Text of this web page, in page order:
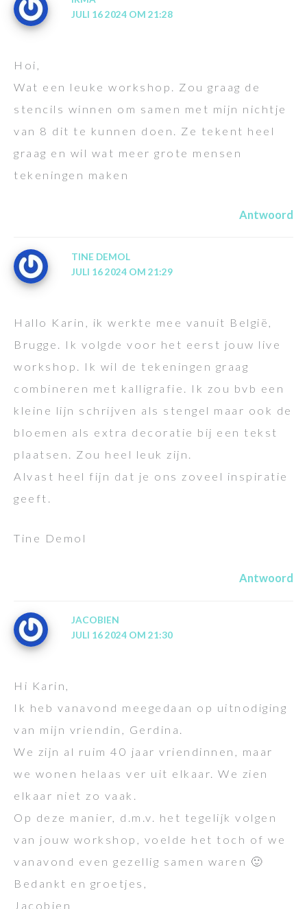
JULI 16 2024 OM 21:28
Hoi,
Wat een leuke workshop. Zou graag de
stencils winnen om samen met mijn nichtje
van 8 dit te kunnen doen. Ze tekent heel
graag en wil wat meer grote mensen
tekeningen maken
Antwoord
TINE DEMOL
JULI 16 2024 OM 21:29
Hallo Karin, ik werkte mee vanuit België,
Brugge. Ik volgde voor het eerst jouw live
workshop. Ik wil de tekeningen graag
combineren met kalligrafie. Ik zou bvb een
kleine lijn schrijven als stengel maar ook de
bloemen als extra decoratie bij een tekst
plaatsen. Zou heel leuk zijn.
Alvast heel fijn dat je ons zoveel inspiratie
geeft.
Tine Demol
Antwoord
JACOBIEN
JULI 16 2024 OM 21:30
Hi Karin,
Ik heb vanavond meegedaan op uitnodiging
van mijn vriendin, Gerdina.
We zijn al ruim 40 jaar vriendinnen, maar
we wonen helaas ver uit elkaar. We zien
elkaar niet zo vaak.
Op deze manier, d.m.v. het tegelijk volgen
van jouw workshop, voelde het toch of we
vanavond even gezellig samen waren 🙂
Bedankt en groetjes,
Jacobien